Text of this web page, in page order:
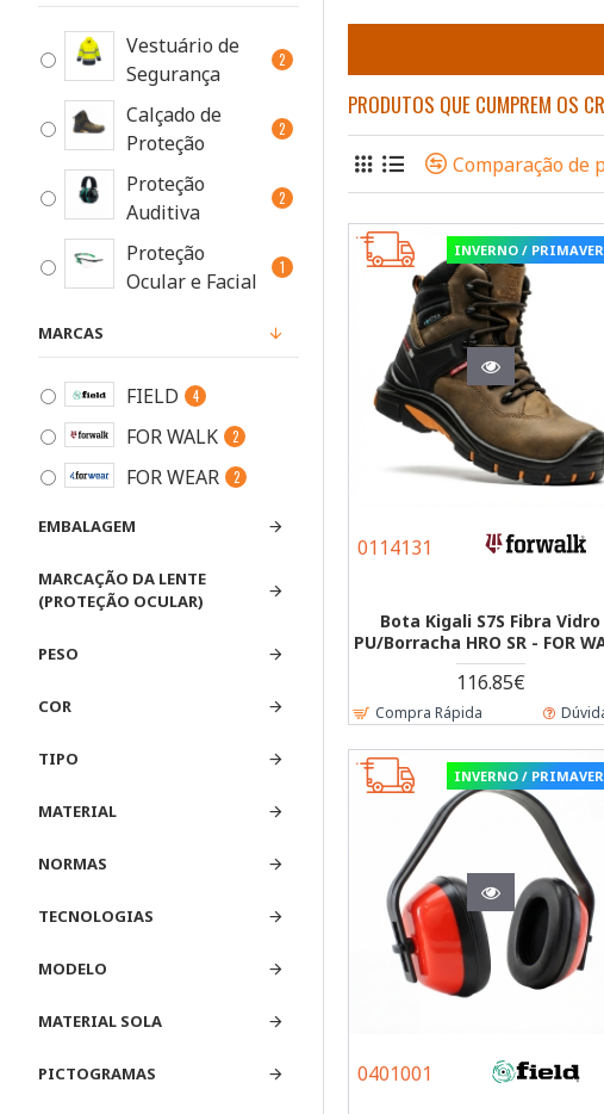
Vestuário de
Segurança
2
Calçado de
Proteção
2
Proteção
Auditiva
2
Proteção
Ocular e Facial
1
Respiratória
1
MAIS VISTOS
TOP FIELD 6
TOP FORWALK 2
MARCAS
FIELD 4
FOR WALK 2
FOR WEAR 2
EMBALAGEM
MARCAÇÃO DA LENTE
(PROTEÇÃO OCULAR)
PESO
COR
TIPO
MATERIAL
NORMAS
TECNOLOGIAS
MODELO
MATERIAL SOLA
PICTOGRAMAS
PRODUTOS QUE CUMPREM OS
Comparação de
INVERNO /
0114131
Bota Kigali S7S Fibra Vidro
PU/Borracha HRO SR - FOR
116.85€
Compra Rápida
INVERNO /
0401001